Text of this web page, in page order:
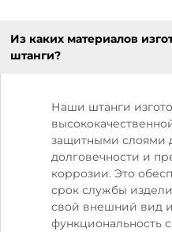
Из каких материалов
штанги?
Наши штанги
защитными слоями
долговечности и
коррозии. Это
срок службы
свой внешний вид и
функциональность